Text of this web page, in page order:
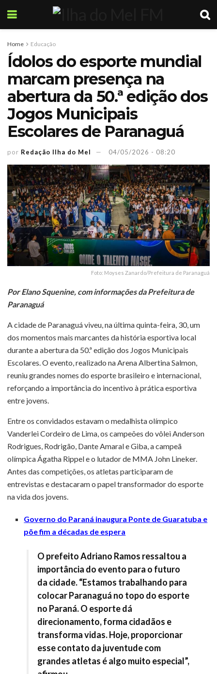
Home Educação
Ídolos do esporte mundial
marcam presença na
abertura da 50.ª edição dos
Jogos Municipais
Escolares de Paranaguá
por Redação Ilha do Mel 04/05/2026 - 08:20
Foto: Moyses Zanardo/Prefeitura de Paranaguá
Por Elano Squenine, com informações da Prefeitura de
Paranaguá
A cidade de Paranaguá viveu, na última quinta-feira, 30, um
dos momentos mais marcantes da história esportiva local
durante a abertura da 50.ª edição dos Jogos Municipais
Escolares. O evento, realizado na Arena Albertina Salmon,
reuniu grandes nomes do esporte brasileiro e internacional,
reforçando a importância do incentivo à prática esportiva
entre jovens.
Entre os convidados estavam o medalhista olímpico
Vanderlei Cordeiro de Lima, os campeões do vôlei Anderson
Rodrigues, Rodrigão, Dante Amaral e Giba, a campeã
olímpica Ágatha Rippel e o lutador de MMA John Lineker.
Antes das competições, os atletas participaram de
entrevistas e destacaram o papel transformador do esporte
na vida dos jovens.
Governo do Paraná inaugura Ponte de Guaratuba e
põe fim a décadas de espera
O prefeito Adriano Ramos ressaltou a
importância do evento para o futuro
da cidade. “Estamos trabalhando para
colocar Paranaguá no topo do esporte
no Paraná. O esporte dá
direcionamento, forma cidadãos e
transforma vidas. Hoje, proporcionar
esse contato da juventude com
grandes atletas é algo muito especial”,